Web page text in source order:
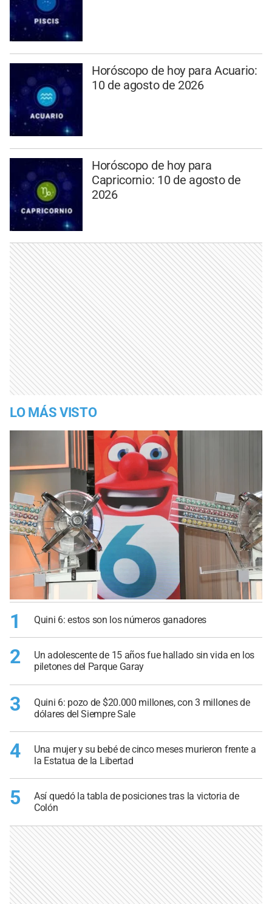
Horóscopo de hoy para Acuario:
10 de agosto de 2026
Horóscopo de hoy para
Capricornio: 10 de agosto de
2026
LO MÁS VISTO
1 Quini 6: estos son los números ganadores
2
Un adolescente de 15 años fue hallado sin vida en los
piletones del Parque Garay
3
Quini 6: pozo de $20.000 millones, con 3 millones de
dólares del Siempre Sale
4
Una mujer y su bebé de cinco meses murieron frente a
la Estatua de la Libertad
5
Así quedó la tabla de posiciones tras la victoria de
Colón